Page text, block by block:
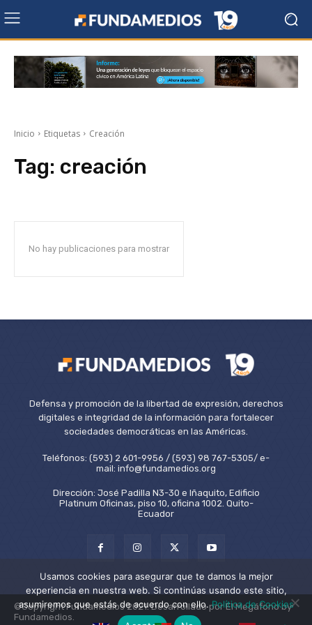
Inicio Etiquetas Creación
Tag: creación
No hay publicaciones para mostrar
Defensa y promoción de la libertad de expresión, derechos
digitales e integridad de la información para fortalecer
sociedades democráticas en las Américas.
Teléfonos: (593) 2 601-9956 / (593) 98 767-5305/ e-
mail: info@fundamedios.org
Dirección: José Padilla N3-30 e Iñaquito, Edificio
Platinum Oficinas, piso 10, oficina 1002. Quito-
Ecuador
©Copyright Fundamedios 2021. Desarrollado por El Megáfono by
Fundamedios.
Usamos cookies para asegurar que te damos la mejor
experiencia en nuestra web. Si continúas usando este sitio,
asumiremos que estás de acuerdo con ello.Política de Cookies